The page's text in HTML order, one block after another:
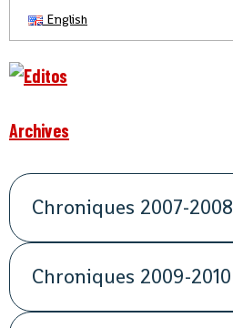
English
Archives
Chroniques 2007-2008
Chroniques 2009-2010